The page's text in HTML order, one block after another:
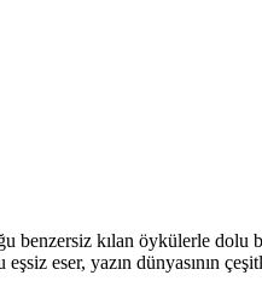
benzersiz kılan öykülerle dolu
eser, yazın dünyasının